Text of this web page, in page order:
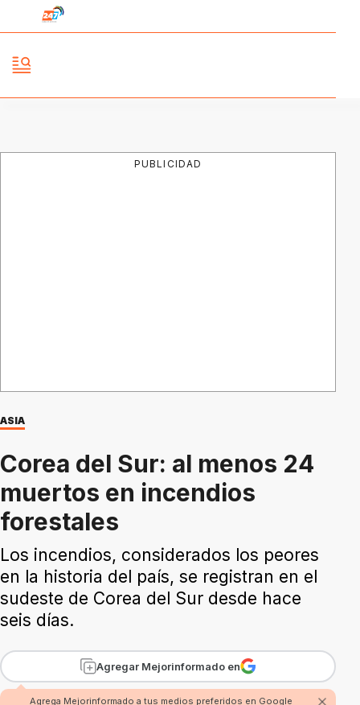
PUBLICIDAD
ASIA
Corea del Sur: al menos 24
muertos en incendios
forestales
Los incendios, considerados los peores
en la historia del país, se registran en el
sudeste de Corea del Sur desde hace
seis días.
Agregar Mejorinformado en
Agrega Mejorinformado a tus medios preferidos en Google